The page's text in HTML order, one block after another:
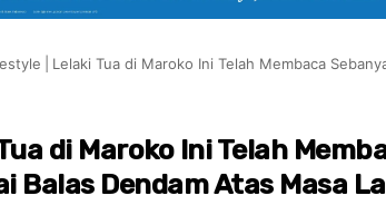
Lelaki Tua di Maroko Ini Telah Membaca
di Maroko Ini Telah
Balas Dendam Atas Masa